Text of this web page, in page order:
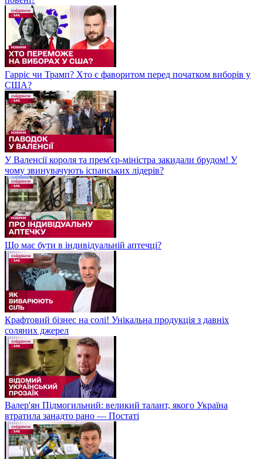
Гарріс чи Трамп? Хто є фаворитом перед початком виборів у
США?
У Валенсії короля та прем'єр-міністра закидали брудом! У
чому звинувачують іспанських лідерів?
Що має бути в індивідуальній аптечці?
Крафтовий бізнес на солі! Унікальна продукція з давніх
соляних джерел
Валер'ян Підмогильний: великий талант, якого Україна
втратила занадто рано — Постаті